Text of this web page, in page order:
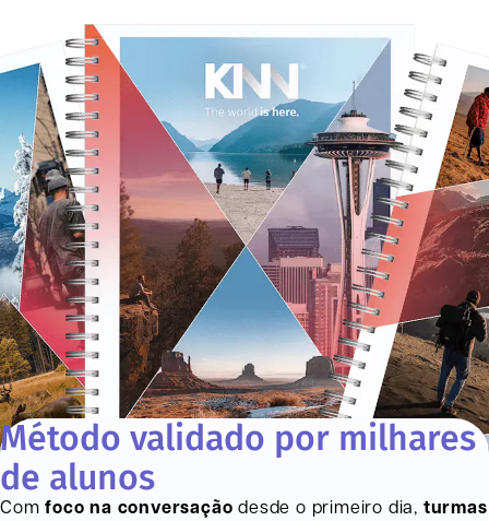
Método validado por milhares
de alunos
Comfoco na conversação desde o primeiro dia, turmas